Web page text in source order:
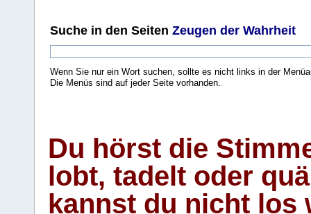
Suche in den Seiten Zeugen der Wahrheit
Wenn Sie nur ein Wort suchen, sollte es nicht links in der
Die Menüs sind auf jeder Seite vorhanden..
Du hörst die
lobt, tadelt oder
kannst du nicht los